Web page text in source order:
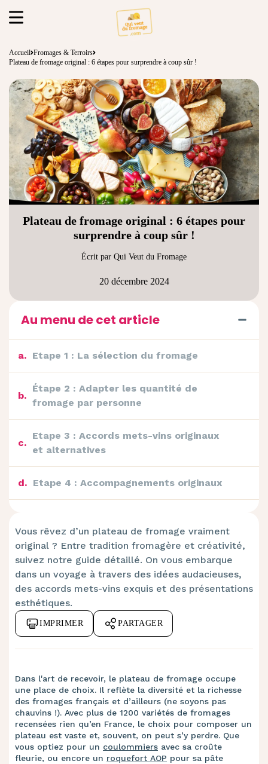
Accueil Fromages & Terroirs
Plateau de fromage original : 6 étapes pour surprendre à coup sûr !
Plateau de fromage original : 6 étapes pour
surprendre à coup sûr !
Écrit par Qui Veut du Fromage
20 décembre 2024
Au menu de cet article
a. Etape 1 : La sélection du fromage
b.
Étape 2 : Adapter les quantité de
fromage par personne
c.
Etape 3 : Accords mets-vins originaux
et alternatives
d. Etape 4 : Accompagnements originaux
f.
Etape 6 : Condiments et autres
garnitures
g. À vos plateaux, prêts ? Fromagez !
Vous rêvez d’un plateau de fromage vraiment
original ? Entre tradition fromagère et créativité,
suivez notre guide détaillé. On vous embarque
dans un voyage à travers des idées audacieuses,
des accords mets-vins exquis et des présentations
esthétiques.
IMPRIMER PARTAGER
Dans l'art de recevoir, le plateau de fromage occupe
une place de choix. Il reflète la diversité et la richesse
des fromages français et d’ailleurs (ne soyons pas
chauvins !). Avec plus de 1200 variétés de fromages
recensées rien qu’en France, le choix pour composer un
plateau est vaste et, souvent, on peut s’y perdre. Que
vous optiez pour un coulommiers avec sa croûte
fleurie, ou encore un roquefort AOP pour sa pâte